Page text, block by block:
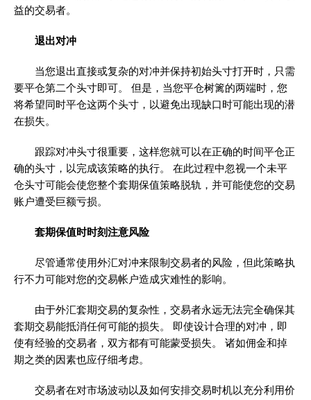
益的交易者。
退出对冲
当您退出直接或复杂的对冲并保持初始头寸打开时，只需
要平仓第二个头寸即可。 但是，当您平仓树篱的两端时，您
将希望同时平仓这两个头寸，以避免出现缺口时可能出现的潜
在损失。
跟踪对冲头寸很重要，这样您就可以在正确的时间平仓正
确的头寸，以完成该策略的执行。 在此过程中忽视一个未平
仓头寸可能会使您整个套期保值策略脱轨，并可能使您的交易
账户遭受巨额亏损。
套期保值时时刻注意风险
尽管通常使用外汇对冲来限制交易者的风险，但此策略执
行不力可能对您的交易帐户造成灾难性的影响。
由于外汇套期交易的复杂性，交易者永远无法完全确保其
套期交易能抵消任何可能的损失。 即使设计合理的对冲，即
使有经验的交易者，双方都有可能蒙受损失。 诸如佣金和掉
期之类的因素也应仔细考虑。
交易者在对市场波动以及如何安排交易时机以充分利用价